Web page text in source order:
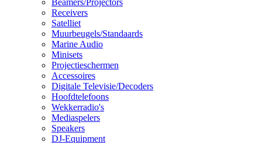
Beamers/Projectors
Receivers
Satelliet
Muurbeugels/Standaards
Marine Audio
Minisets
Projectieschermen
Accessoires
Digitale Televisie/Decoders
Hoofdtelefoons
Wekkerradio's
Mediaspelers
Speakers
DJ-Equipment